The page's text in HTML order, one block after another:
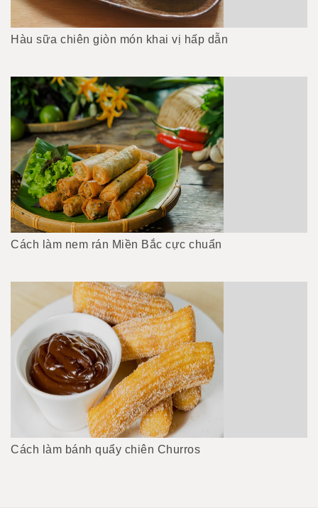
Hàu sữa chiên giòn món khai vị hấp dẫn
Cách làm nem rán Miền Bắc cực chuẩn
Cách làm bánh quẩy chiên Churros